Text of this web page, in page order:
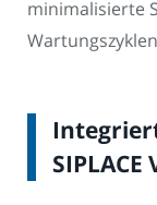
minimalisierte